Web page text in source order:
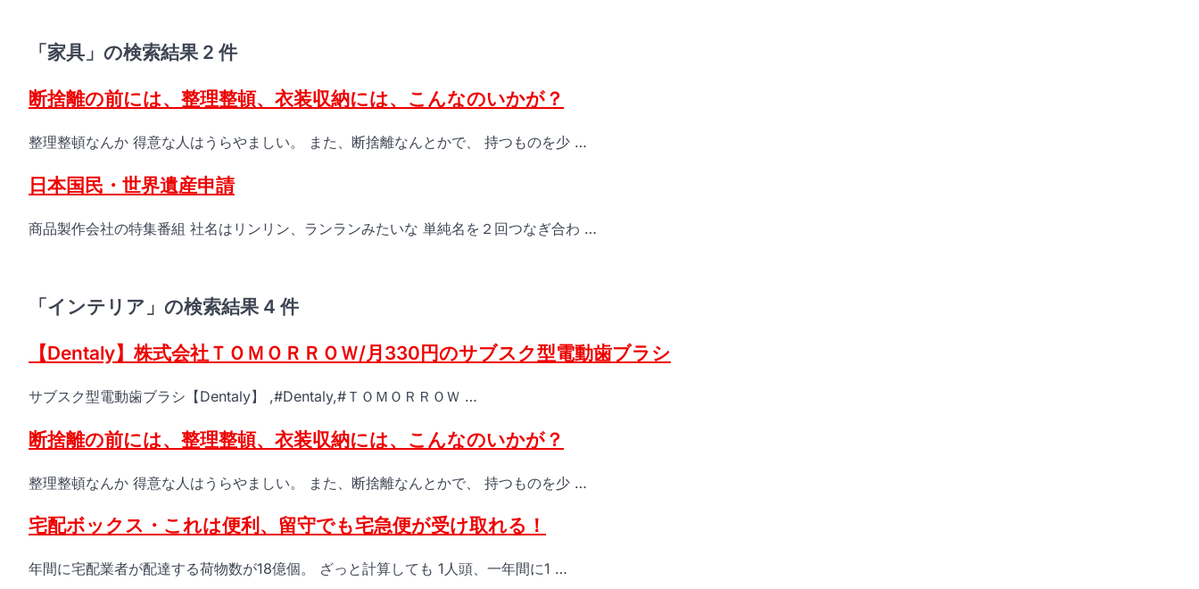
「家具」の検索結果 2 件
断捨離の前には、整理整頓、衣装収納には、こんなのいかが？
整理整頓なんか 得意な人はうらやましい。 また、断捨離なんとかで、 持つものを少 …
日本国民・世界遺産申請
商品製作会社の特集番組 社名はリンリン、ランランみたいな 単純名を２回つなぎ合わ …
「インテリア」の検索結果 4 件
【Dentaly】株式会社ＴＯＭＯＲＲＯＷ/月330円のサブスク型電動歯ブラシ
サブスク型電動歯ブラシ【Dentaly】 ,#Dentaly,#ＴＯＭＯＲＲＯＷ …
断捨離の前には、整理整頓、衣装収納には、こんなのいかが？
整理整頓なんか 得意な人はうらやましい。 また、断捨離なんとかで、 持つものを少 …
宅配ボックス・これは便利、留守でも宅急便が受け取れる！
年間に宅配業者が配達する荷物数が18億個。 ざっと計算しても 1人頭、一年間に1 …